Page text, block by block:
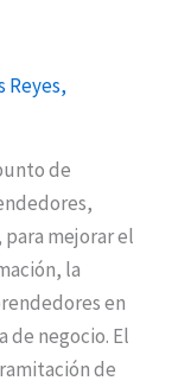
Reyes,
de
mejorar el
la
en
de negocio. El
de